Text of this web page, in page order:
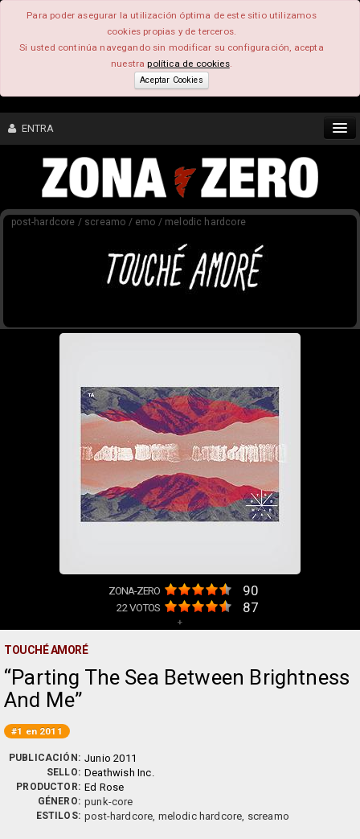
Para poder asegurar la utilización óptima de este sitio utilizamos
cookies propias y de terceros.
Si usted continúa navegando sin modificar su configuración, acepta
nuestrapolítica de cookies.
Aceptar Cookies
ENTRA
CONTENIDO
COMUNIDAD
post-hardcore / screamo / emo / melodic hardcore
ZONA-ZERO 90
22VOTOS 87
+
TOUCHÉ AMORÉ
Parting The Sea Between Brightness
And Me
#1 en 2011
PUBLICACIÓN: Junio 2011
SELLO: Deathwish Inc.
PRODUCTOR: Ed Rose
GÉNERO: punk-core
ESTILOS: post-hardcore, melodic hardcore, screamo